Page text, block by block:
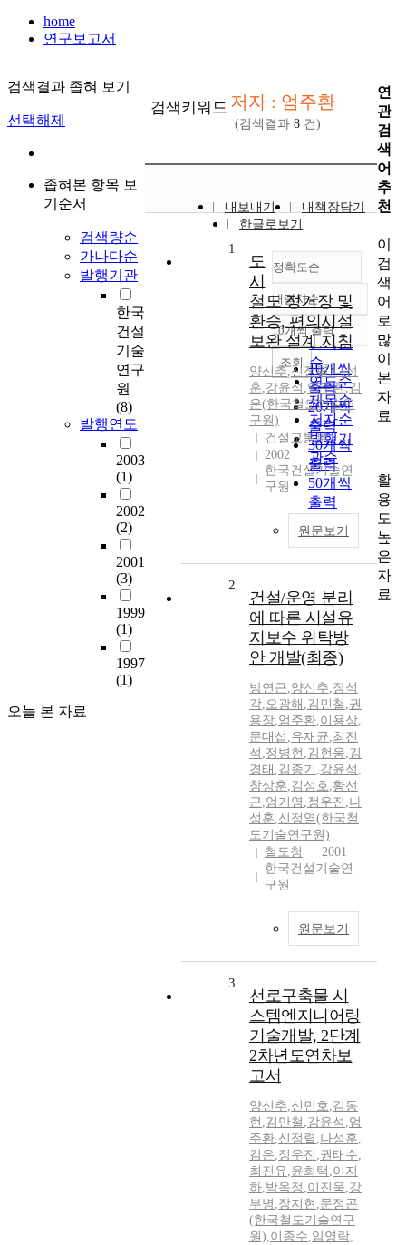
home
연구보고서
검색결과 좁혀 보기
선택해제
좁혀본 항목 보
기순서
검색량순
가나다순
발행기관
한국
건설
기술
연구
원
(8)
발행연도
2003
(1)
2002
(2)
2001
(3)
1999
(1)
1997
(1)
오늘 본 자료
검색키워드 저자 : 엄주환
(검색결과 8 건)
내보내기
내책장담기
한글로보기
정확도순
정확도
순
인기도
순
연도순
제목순
저자순
발행기
관순
내림차순
내림차순
10개씩 출력
10개씩
출력
20개씩
출력
30개씩
출력
50개씩
출력
100개씩
출력
조회
1
도
시
철도 정거장 및
환승, 편의시설
보완 설계 지침
양신추,신정렬,나성
훈,강윤석 ,엄주환,김
은(한국철도기술연
구원)
건설교통부
2002
한국건설기술연
구원
원문보기
2
건설/운영 분리
에 따른 시설유
지보수 위탁방
안 개발(최종)
방연근,양신추,장석
각,오광해 ,김민철 ,권
용장,엄주환,이용상,
문대섭 ,유재균,최진
석 ,정병현 ,김현웅,김
경태 ,김종기 ,강윤석 ,
창상훈,김성호,황선
근,엄기영 ,정우진 ,나
성훈,신정열(한국철
도기술연구원)
철도청
2001
한국건설기술연
구원
원문보기
3
선로구축물 시
스템엔지니어링
기술개발, 2단계
2차년도연차보
고서
양신추,신민호,김동
현 ,김만철 ,강윤석 ,엄
주환,신정렬 ,나성훈,
김은,정우진 ,권태수,
최진유,윤희택 ,이지
하,박옥정 ,이진욱,강
부병 ,장지현 ,문정곤
(한국철도기술연구
원),이종수,임영락,
연
관
검
색
어
추
천
이
검
색
어
로
많
이
본
자
료
활
용
도
높
은
자
료